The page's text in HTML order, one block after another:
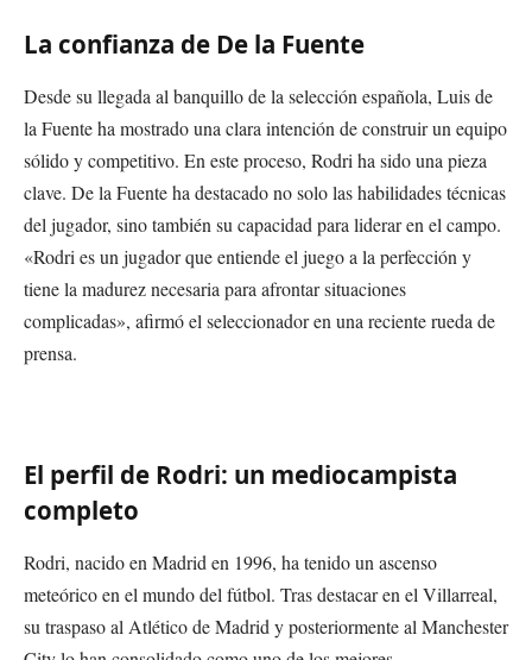
La confianza de De la Fuente
Desde su llegada al banquillo de la selección española, Luis de
la Fuente ha mostrado una clara intención de construir un equipo
sólido y competitivo. En este proceso, Rodri ha sido una pieza
clave. De la Fuente ha destacado no solo las habilidades técnicas
del jugador, sino también su capacidad para liderar en el campo.
«Rodri es un jugador que entiende el juego a la perfección y
tiene la madurez necesaria para afrontar situaciones
complicadas», afirmó el seleccionador en una reciente rueda de
prensa.
El perfil de Rodri: un mediocampista
completo
Rodri, nacido en Madrid en 1996, ha tenido un ascenso
meteórico en el mundo del fútbol. Tras destacar en el Villarreal,
su traspaso al Atlético de Madrid y posteriormente al Manchester